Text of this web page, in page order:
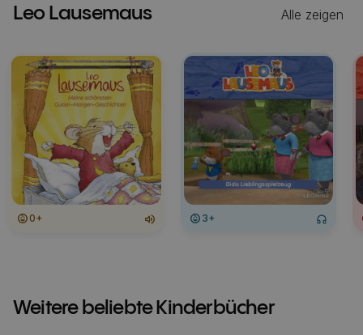
Leo Lausemaus Alle zeigen
0+ 3+
Weitere beliebte Kinderbücher